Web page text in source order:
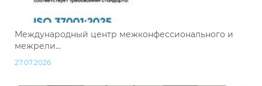
Международный центр межконфессионального и
межрели...
27.07.2026